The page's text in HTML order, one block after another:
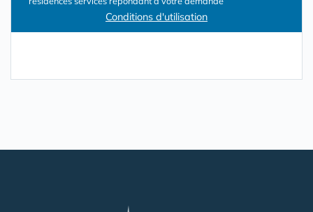
Conditions d'utilisation